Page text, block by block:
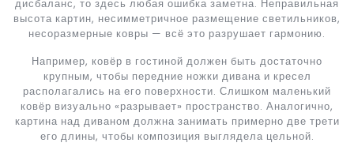
дисбаланс, то здесь любая ошибка заметна. Неправильная
высота картин, несимметричное размещение светильников,
несоразмерные ковры — всё это разрушает гармонию.
Например, ковёр в гостиной должен быть достаточно
крупным, чтобы передние ножки дивана и кресел
располагались на его поверхности. Слишком маленький
ковёр визуально «разрывает» пространство. Аналогично,
картина над диваном должна занимать примерно две трети
его длины, чтобы композиция выглядела цельной.